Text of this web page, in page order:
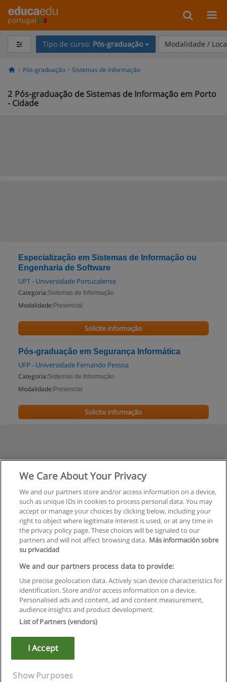
portugal
Tipo de curso: Pós-graduação Modalidade /
Pós-graduação Sistemas de Informação
2 Pós-graduação de Sistemas de Informação em Porto
- Cidade
Especialização em Sistemas de Informação ou
Engenharia de Software
UPT - Universidade Portucalense
Categoria:Sistemas de Informação
Modalidade: Presencial
Solicite informação
Pós-graduação em Segurança Informática
UFP - Universidade Fernando Pessoa
Categoria:Sistemas de Informação
Modalidade: Presencial
Solicite informação
Regras de uso
Privacidade de dados
Copyright © Educaedu Business S.L. - CIF : B-95610580: -
We Care About Your Privacy
We and our partners store and/or access information on a device,
such as unique IDs in cookies to process personal data. You may
accept or manage your choices by clicking below, including your
right to object where legitimate interest is used, or at any time in
the privacy policy page. These choices will be signaled to our
partners and will not affect browsing data. Más información sobre
su privacidad
We and our partners process data to provide:
Use precise geolocation data. Actively scan device characteristics for
identification. Store and/or access information on a device.
Personalised ads and content, ad and content measurement,
audience insights and product development.
List of Partners (vendors)
I Accept
Show Purposes